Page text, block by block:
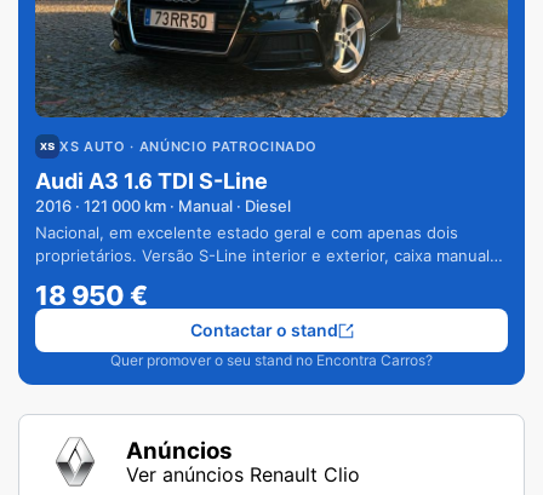
XS AUTO · ANÚNCIO PATROCINADO
Audi A3 1.6 TDI S-Line
2016 · 121 000 km · Manual · Diesel
Nacional, em excelente estado geral e com apenas dois
proprietários. Versão S-Line interior e exterior, caixa manual
18 950€
Quer promover o seu stand no Encontra Carros?
Contactar o stand
Anúncios
Ver anúncios Renault Clio